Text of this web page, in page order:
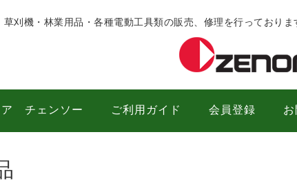
草刈機・林業用品・各種電動工具類の販売、修理を行っておりま
ア チェンソー ご利用ガイド 会員登録